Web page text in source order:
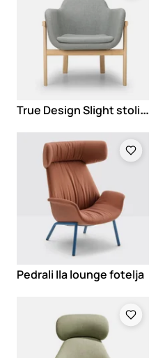
T
rue Design Slight stolica
Loading
Pedrali Ila lounge fotelja